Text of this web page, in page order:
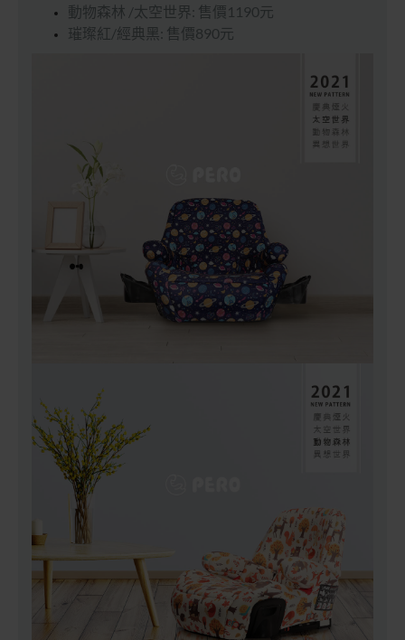
動物森林 /太空世界: 售價1190元
璀璨紅/經典黑: 售價890元